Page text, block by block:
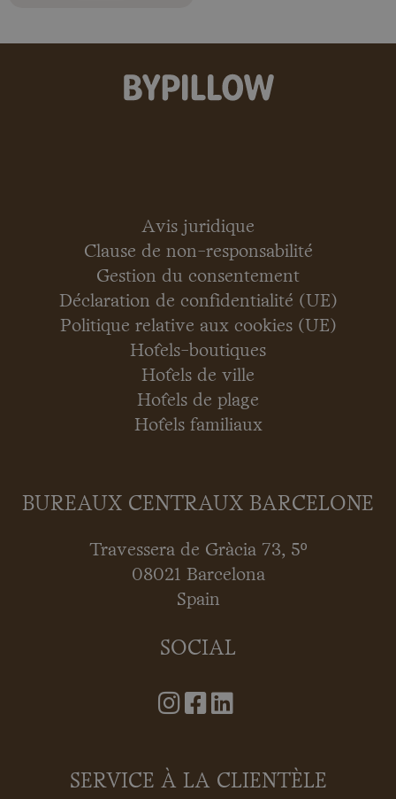
Avis juridique
Clause de non-responsabilité
Gestion du consentement
Déclaration de confidentialité (UE)
Politique relative aux cookies (UE)
Hôtels-boutiques
Hôtels de ville
Hôtels de plage
Hôtels familiaux
BUREAUX CENTRAUX BARCELONE
Travessera de Gràcia 73, 5º
08021 Barcelona
Spain
SOCIAL
SERVICE À LA CLIENTÈLE